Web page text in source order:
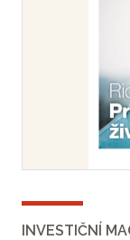
INVESTIČNÍ